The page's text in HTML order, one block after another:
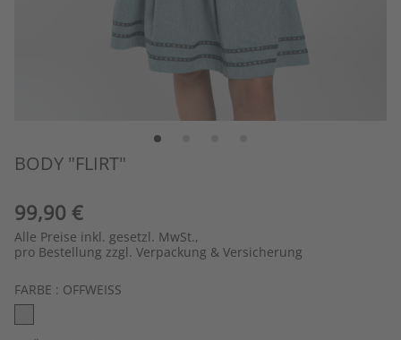
BODY "FLIRT"
99,90 €
Alle Preise inkl. gesetzl. MwSt.,
pro Bestellung zzgl. Verpackung & Versicherung
FARBE : OFFWEISS